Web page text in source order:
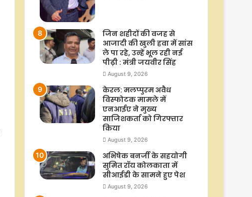
जिन शहीदों की वजह से
आजादी की खुली हवा में सांस
ले पा रहे, उन्हें भूल रही नई
पीढ़ी : मंत्री जयवीर सिंह
August 9, 2026
केरल: मलप्पुरम अवैध
विस्फोटक मामले में
एनआईए ने मुख्य
साजिशकर्ता को गिरफ्तार
किया
August 9, 2026
अभिषेक बनर्जी के सहयोगी
सुमित रॉय कोलकाता में
सीआईडी के सामने हुए पेश
August 9, 2026